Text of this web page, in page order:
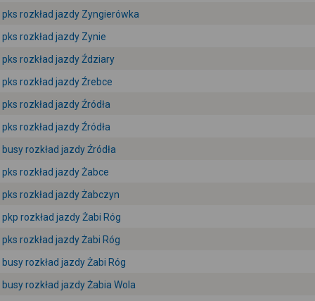
pks rozkład jazdy Zyngierówka
pks rozkład jazdy Zynie
pks rozkład jazdy Ździary
pks rozkład jazdy Źrebce
pks rozkład jazdy Źródła
pks rozkład jazdy Źródła
busy rozkład jazdy Źródła
pks rozkład jazdy Żabce
pks rozkład jazdy Żabczyn
pkp rozkład jazdy Żabi Róg
pks rozkład jazdy Żabi Róg
busy rozkład jazdy Żabi Róg
busy rozkład jazdy Żabia Wola